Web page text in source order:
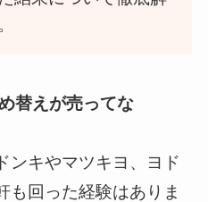
替えが売ってな
ンキやマツキヨ、ヨド
も回った経験はありま